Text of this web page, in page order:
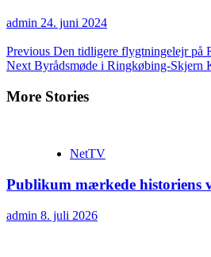
admin 24. juni 2024
Continue
Reading
Previous Den tidligere flygtningelejr på
Next Byrådsmøde i Ringkøbing-Skjern
More Stories
NetTV
Publikum mærkede historiens
admin 8. juli 2026